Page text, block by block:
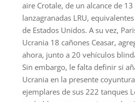
aire Crotale, de un alcance de
lanzagranadas LRU,
de Estados Unidos. A su vez,
Ucrania 18 cañones Ceasar,
ahora, junto a 20 vehículos
Sin embargo, le falta definir si
Ucrania en la presente
ejemplares de sus 222 tanques